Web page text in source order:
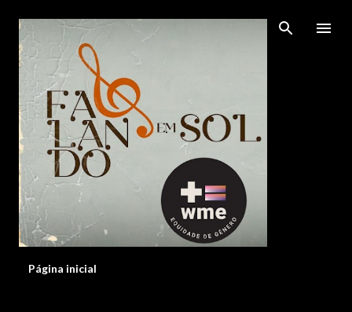
Pular para o conteúdo principal
Página inicial